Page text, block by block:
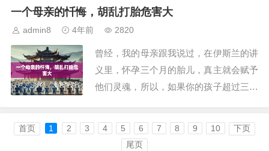
便看了出来。他从小到大都长在这村子
都是阴森森的，平日里也不太出门与人交
际，赵轩很是好奇...
一个母亲的忏悔，胡乱打胎危害大
admin8 4年前 2820
曾经，我的母亲跟我说过，在伊斯兰的讲
义里，怀孕三个月的胎儿，真主就会赋予
他们灵魂，所以，如果你的孩子超过三个
关于打胎的新闻，那些支离破碎的小手小
脚，被搅烂的一团血污，还有婴灵的传
首页 1 2 3 4 5 6 7 8 9 10
下页
尾页